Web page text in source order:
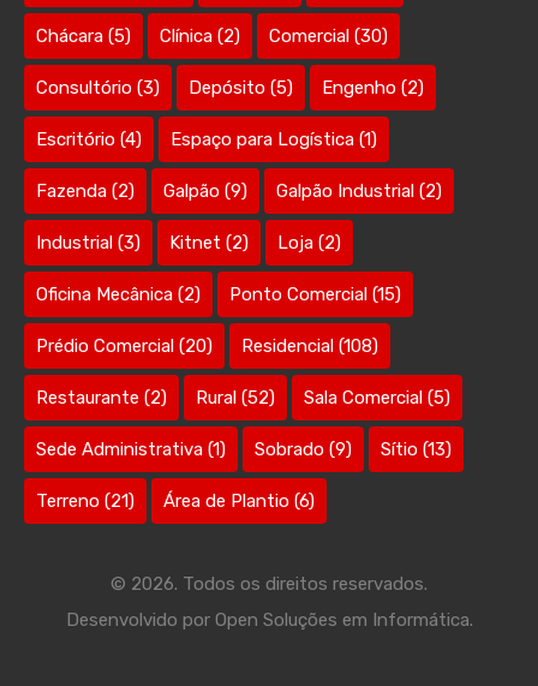
Chácara (5) Clínica (2) Comercial (30)
Consultório (3) Depósito (5) Engenho (2)
Escritório (4) Espaço para Logística (1)
Fazenda (2) Galpão (9) Galpão Industrial (2)
Industrial (3) Kitnet (2) Loja (2)
Oficina Mecânica (2) Ponto Comercial (15)
Prédio Comercial (20) Residencial (108)
Restaurante (2) Rural (52) Sala Comercial (5)
Sede Administrativa (1) Sobrado (9) Sítio (13)
Terreno (21) Área de Plantio (6)
© 2026. Todos os direitos reservados.
Desenvolvido por Open Soluções em Informática.